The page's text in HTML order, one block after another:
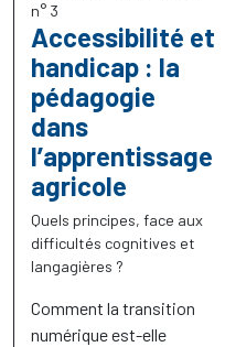
n° 3
Accessibilité et
handicap : la
pédagogie
dans
l’apprentissage
agricole
Quels principes, face aux
difficultés cognitives et
langagières ?
Comment la transition
numérique est-elle